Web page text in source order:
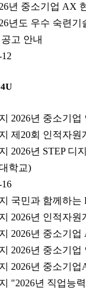
년 중소기업 AX
년도 우수 숙련
고 안내
2026년 중소기
제20회 인적자
2026년 STEP 디
학교)
16
국민과 함께하는
2026년 인적자원
2026년 중소기
2026년 중소기
2026년 중소기
"2026년 직업능